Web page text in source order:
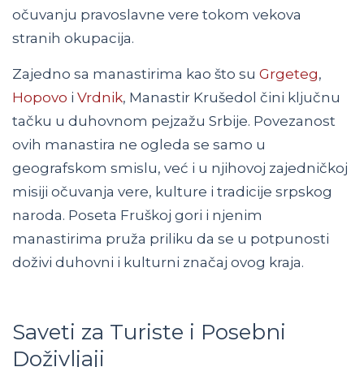
očuvanju pravoslavne vere tokom vekova
stranih okupacija.
Zajedno sa manastirima kao što su Grgeteg,
Hopovo i Vrdnik, Manastir Krušedol čini ključnu
tačku u duhovnom pejzažu Srbije. Povezanost
ovih manastira ne ogleda se samo u
geografskom smislu, već i u njihovoj zajedničkoj
misiji očuvanja vere, kulture i tradicije srpskog
naroda. Poseta Fruškoj gori i njenim
manastirima pruža priliku da se u potpunosti
doživi duhovni i kulturni značaj ovog kraja.
Saveti za Turiste i Posebni
Doživljaji